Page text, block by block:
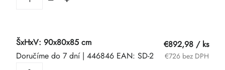
ŠxHxV: 90x80x85 cm
Doručíme do 7 dní | 446846 EAN: SD-2
€892,98 / ks
€726 bez DPH